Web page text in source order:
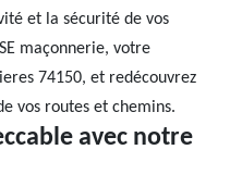
et la sécurité de vos
maçonnerie, votre
74150, et redécouvrez
vos routes et chemins.
avec notre